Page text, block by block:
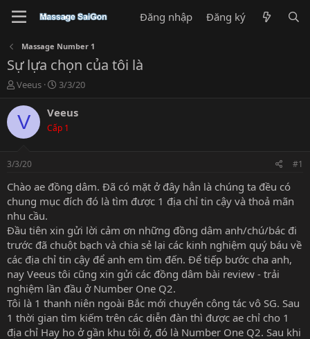
Đăng nhập Đăng ký
Massage Number 1
Sự lựa chọn của tôi là
T
r
e
a
s
t
a
t
e
r
Veeus
N
à
g
3/3/20
V Veeus
Cấp 1
3/3/20 #1
Chào ae đồng dâm. Đã có mặt ở đây hẳn là chúng ta đều có
chung mục đích đó là tìm được 1 địa chỉ tin cậy và thoả mãn
nhu cầu.
Đầu tiên xin gửi lời cảm ơn những đồng dâm anh/chú/bác đi
trước đã chuột bạch và chia sẻ lại các kinh nghiệm quý báu về
các địa chỉ tin cậy để anh em tìm đến. Để tiếp bước cha anh,
nay Veeus tôi cũng xin gửi các đồng dâm bài review - trải
nghiệm lần đầu ở Number One Q2.
Tôi là 1 thanh niên ngoài Bắc mới chuyển công tác vô SG. Sau
1 thời gian tìm kiếm trên các diễn đàn thì được ae chỉ cho 1
địa chỉ Hay ho ở gần khu tôi ở, đó là Number One Q2. Sau khi